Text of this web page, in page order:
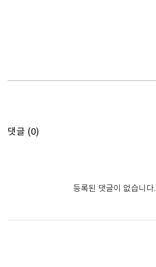
댓글 (0)
등록된 댓글이 없습니다.